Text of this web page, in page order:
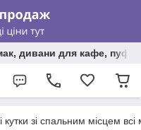
дивани для кафе,
кутки зі спальним місцем всі